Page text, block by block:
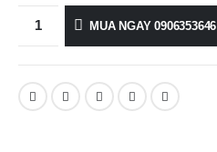
MUA NGAY 0906353646